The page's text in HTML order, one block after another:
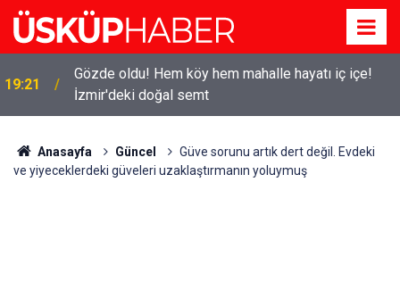
19:21
Gözde oldu! Hem köy hem mahalle hayatı iç içe!
İzmir'deki doğal semt
Anasayfa Güncel
Güve sorunu artık dert değil. Evdeki
ve yiyeceklerdeki güveleri uzaklaştırmanın yoluymuş